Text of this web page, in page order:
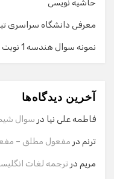
حاشیه نویسی
معرفی دانشگاه سراسری
نمونه سوال هندسه 1 نوبت اول دی 93
آخرین دیدگاه‌ها
فاطمه علی نیا در سوال
ترنم در مفعول مطلق –
مریم در ترجمه لغات
گفت‌وگو با
سلام! برای شروع
وارد کنید.